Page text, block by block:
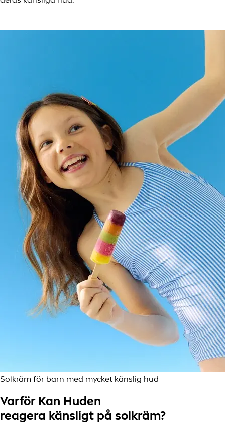
Solkräm för barn med mycket känslig hud
Varför Kan Huden
reagera känsligt på solkräm?